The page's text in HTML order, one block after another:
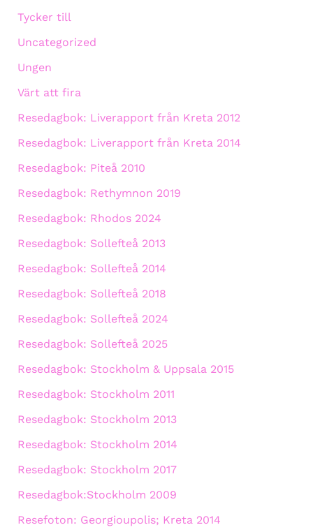
Tycker till
Uncategorized
Ungen
Värt att fira
Resedagbok: Liverapport från Kreta 2012
Resedagbok: Liverapport från Kreta 2014
Resedagbok: Piteå 2010
Resedagbok: Rethymnon 2019
Resedagbok: Rhodos 2024
Resedagbok: Sollefteå 2013
Resedagbok: Sollefteå 2014
Resedagbok: Sollefteå 2018
Resedagbok: Sollefteå 2024
Resedagbok: Sollefteå 2025
Resedagbok: Stockholm & Uppsala 2015
Resedagbok: Stockholm 2011
Resedagbok: Stockholm 2013
Resedagbok: Stockholm 2014
Resedagbok: Stockholm 2017
Resedagbok:Stockholm 2009
Resefoton: Georgioupolis; Kreta 2014